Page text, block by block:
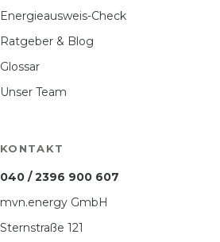
Energieausweis-Check
Ratgeber & Blog
Glossar
Unser Team
KONTAKT
040 / 2396 900 607
mvn.energy GmbH
Sternstraße 121